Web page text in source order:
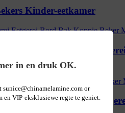
in en druk OK.
sunice@chinamelamine.com or
VIP-eksklusiewe regte te geniet.
Kinder-eetkamer
Kind Baba Eetgerei
Kind Baba Eetgerei